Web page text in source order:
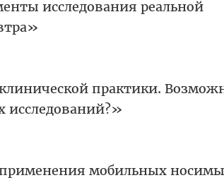
исследования реальной
практики.
исследований?»
мобильных